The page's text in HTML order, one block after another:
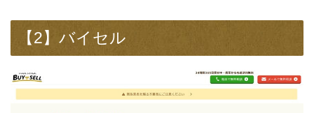
【2】バイセル